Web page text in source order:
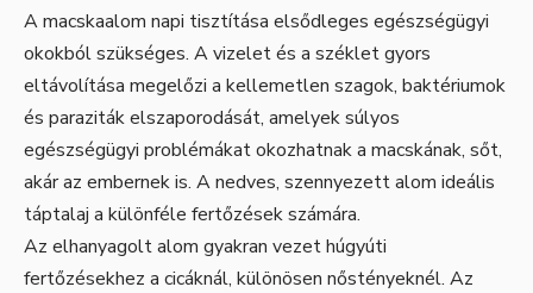
A macskaalom napi tisztítása elsődleges egészségügyi
okokból szükséges. A vizelet és a széklet gyors
eltávolítása megelőzi a kellemetlen szagok, baktériumok
és paraziták elszaporodását, amelyek súlyos
egészségügyi problémákat okozhatnak a macskának, sőt,
akár az embernek is. A nedves, szennyezett alom ideális
táptalaj a különféle fertőzések számára.
Az elhanyagolt alom gyakran vezet húgyúti
fertőzésekhez a cicáknál, különösen nőstényeknél. Az